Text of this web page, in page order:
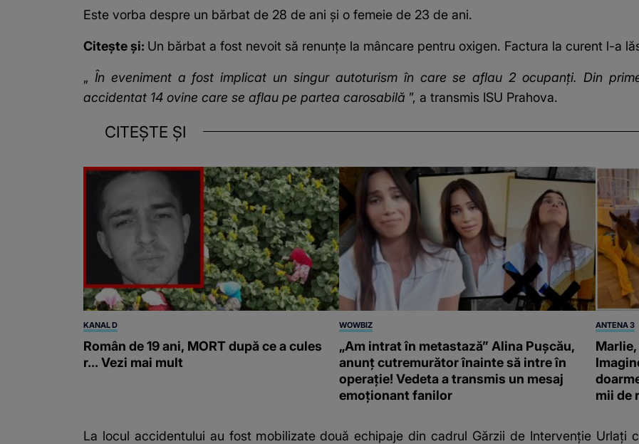
Este vorba despre un bărbat de 28 de ani şi o femeie de 23 de ani.
Citește și: Un bărbat a fost nevoit să renunțe la mâncare pentru oxigen. Factura la curent l-a
„ În eveniment a fost implicat un singur autoturism în care se aflau 2 ocupanţi. Din
accidentat 14 ovine care se aflau pe partea carosabilă ”, a transmis ISU Prahova.
CITEȘTE ȘI
KANAL D
Român de 19 ani, MORT după ce a cules
r... Vezi mai mult
WOWBIZ
„Am intrat în metastază” Alina Pușcău,
anunț cutremurător înainte să intre în
operație! Vedeta a transmis un mesaj
emoționant fanilor
ANTENA 3
mii de
La locul accidentului au fost mobilizate două echipaje din cadrul Gărzii de Intervenţie Urlaţi